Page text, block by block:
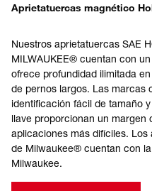
Aprietatuercas magnético
Nuestros aprietatuercas SAE
MILWAUKEE® cuentan con
ofrece profundidad ilimitada
de pernos largos. Las marcas
identificación fácil de tamaño
llave proporcionan un margen
aplicaciones más difíciles.
de Milwaukee® cuentan con
Milwaukee.